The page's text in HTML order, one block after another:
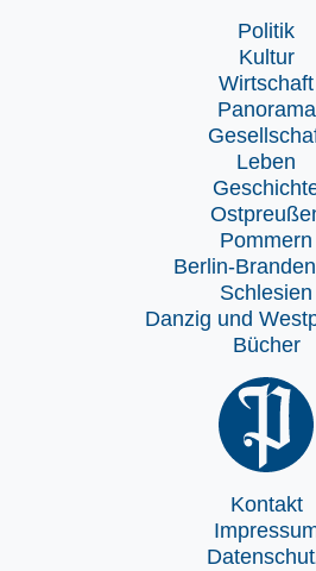
Politik
Kultur
Wirtschaft
Panorama
Leben
Pommern
Berlin-
Schlesien
Danzig und
Bücher
Kontakt